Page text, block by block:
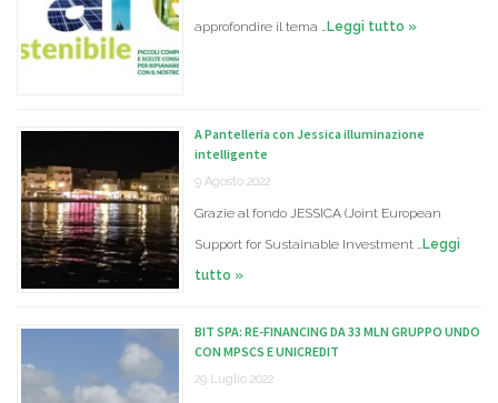
approfondire il tema …Leggi tutto »
A Pantelleria con Jessica illuminazione
intelligente
9 Agosto 2022
Grazie al fondo JESSICA (Joint European
Support for Sustainable Investment …Leggi
tutto »
BIT SPA: RE-FINANCING DA 33 MLN GRUPPO UNDO
CON MPSCS E UNICREDIT
29 Luglio 2022